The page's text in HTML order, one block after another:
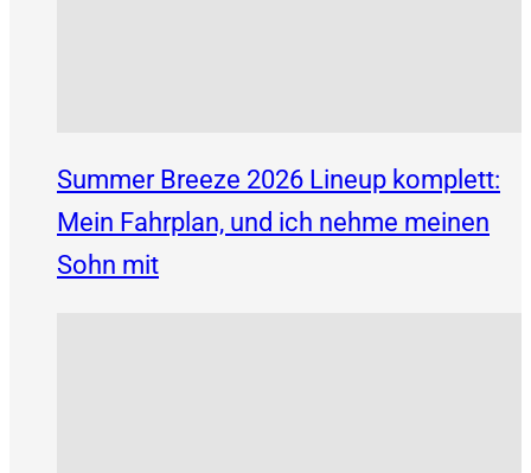
Summer Breeze 2026 Lineup komplett:
Mein Fahrplan, und ich nehme meinen
Sohn mit